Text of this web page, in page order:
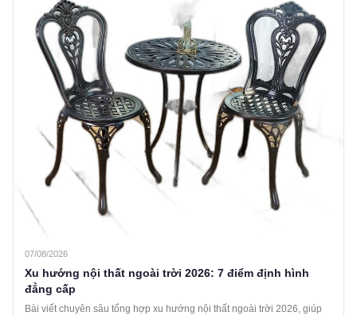
07/08/2026
Xu hướng nội thất ngoài trời 2026: 7 điểm định hình
đẳng cấp
Bài viết chuyên sâu tổng hợp xu hướng nội thất ngoài trời 2026, giúp